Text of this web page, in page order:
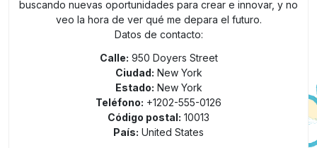
buscando nuevas oportunidades para crear e innovar, y no
veo la hora de ver qué me depara el futuro.
Datos de contacto:
Calle: 950 Doyers Street
Ciudad: New York
Estado: New York
Teléfono: +1202-555-0126
Código postal: 10013
País: United States